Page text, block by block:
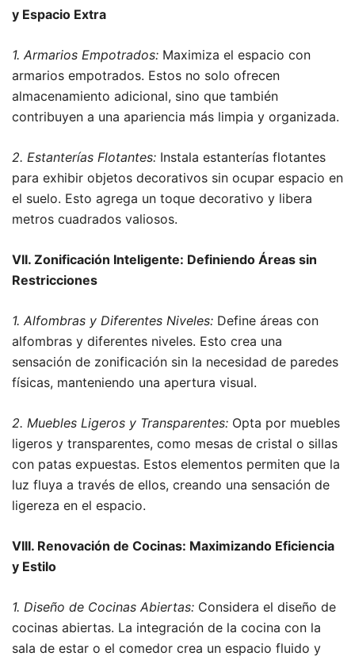
y Espacio Extra
1. Armarios Empotrados: Maximiza el espacio con
armarios empotrados. Estos no solo ofrecen
almacenamiento adicional, sino que también
contribuyen a una apariencia más limpia y organizada.
2. Estanterías Flotantes: Instala estanterías flotantes
para exhibir objetos decorativos sin ocupar espacio en
el suelo. Esto agrega un toque decorativo y libera
metros cuadrados valiosos.
VII. Zonificación Inteligente: Definiendo Áreas sin
Restricciones
1. Alfombras y Diferentes Niveles: Define áreas con
alfombras y diferentes niveles. Esto crea una
sensación de zonificación sin la necesidad de paredes
físicas, manteniendo una apertura visual.
2. Muebles Ligeros y Transparentes: Opta por muebles
ligeros y transparentes, como mesas de cristal o sillas
con patas expuestas. Estos elementos permiten que la
luz fluya a través de ellos, creando una sensación de
ligereza en el espacio.
VIII. Renovación de Cocinas: Maximizando Eficiencia
y Estilo
1. Diseño de Cocinas Abiertas: Considera el diseño de
cocinas abiertas. La integración de la cocina con la
sala de estar o el comedor crea un espacio fluido y